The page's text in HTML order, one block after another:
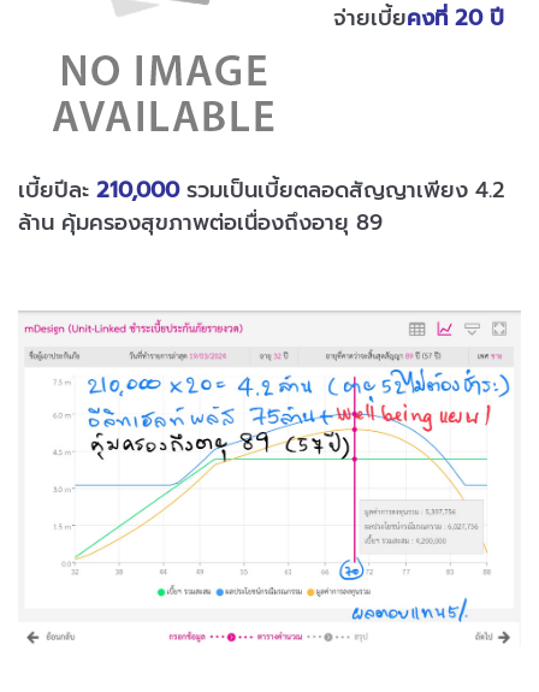
จ่ายเบี้ยคงที่ 20 ปี
เบี้ยปีละ 210,000 รวมเป็นเบี้ยตลอดสัญญาเพียง 4.2
ล้าน คุ้มครองสุขภาพต่อเนื่องถึงอายุ 89